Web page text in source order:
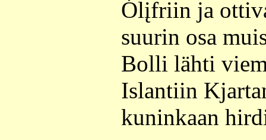
Ólįfriin ja
suurin osa
Bolli lähti
Islantiin
kuninkaan